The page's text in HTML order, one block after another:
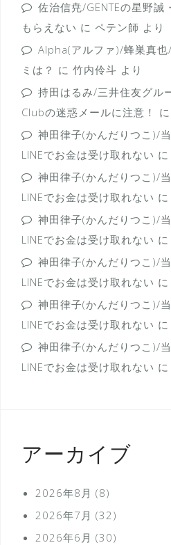
佐治信尭/GENTEの星野誠
もらえない に ペテン師 より
Alpha(アルファ)/蜂巣真也
ミは？ に 竹内伶斗 より
持田はるみ/三井住友グル
Clubの迷惑メールに注意！
に
神田律子(かんだりつこ)/
LINEでお金は受け取れない に
神田律子(かんだりつこ)/
LINEでお金は受け取れない に
神田律子(かんだりつこ)/
LINEでお金は受け取れない に
神田律子(かんだりつこ)/
LINEでお金は受け取れない に
神田律子(かんだりつこ)/
LINEでお金は受け取れない に
神田律子(かんだりつこ)/
LINEでお金は受け取れない に
アーカイブ
2026年8月 (8)
2026年7月 (32)
2026年6月 (30)